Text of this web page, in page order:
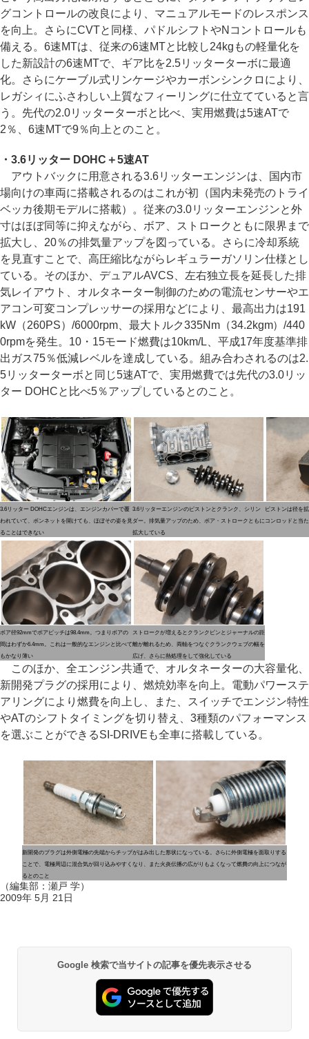
グコントロールの改良により、マニュアルモードのレスポンス
を向上。さらにCVTと同様、パドルシフトやNコントロールも
備える。6速MTは、従来の6速MTと比較し24kgもの軽量化を
した新設計の6速MTで、ギア比を2.5リッターターボに最適
化。さらにケーブル式リンケージやカーボンシンクロにより、
レガシィにふさわしい上質なフィーリングに仕立てていると言
う。先代の2.0リッターターボと比べ、実用燃費は5速ATで
2％、6速MTで9％向上とのこと。
・3.6リッター DOHC＋5速AT
アウトバックに用意される3.6リッターエンジンは、国内市
場向けの車両に搭載されるのはこれが初（国内未発売のトライ
ベッカ後期モデルに搭載）。従来の3.0リッターエンジンと外
寸はほぼ同等に抑えながら、ボア、ストロークともに限界まで
拡大し、20％の排気量アップを図っている。さらに冷却系統
を見直すことで、高圧縮比ながらレギュラーガソリン仕様とし
ている。そのほか、デュアルAVCS、左右独立長を延長した排
気レイアウト、オルタネーター制御のための電流センサーやエ
アコン可変コンプレッサーの採用などにより、最高出力は191
kW（260PS）/6000rpm、最大トルク335Nm（34.2kgm）/440
0rpmを発生。10・15モード燃費は10km/L、平成17年度基準排
出ガス75％低減レベルを達成している。組み合わされるのは2.
5リッターターボと同じ5速ATで、実用燃費では先代の3.0リッ
ター DOHCと比べ5％アップしているとのこと。
3.6リッター DOHCエンジンは、エンジンカバーで覆
われていて、ボンネットを開けても、ほぼその姿を見
ることはできない
3.6リッターエンジンのピストンとクランク、シリン
ダー。排気量アップのため、ボア・ストロークともに
拡大している
ピストンは径を
コンロッドと当
ボア径92mmでボアピッチは98.4mm。つまりボアの
間はわずか6.4mm。これは一般的なエンジンと比べて
もかなり薄い
ストロークが増えるとクランクピンとジャーナルの距
離が離れるため、両軸をつなぐクランクウェブの幅を
広げ、さらに熱処理をして強化している
このほか、全エンジン共通で、オルタネーターの大容量化、
新開発プラグの採用により、燃焼効率を向上。電動パワーステ
アリングにより燃費を向上し、また、スイッチでエンジン特性
やATのシフトタイミングを切り替え、3種類のパフォーマンス
を選ぶことができるSI-DRIVEも全車に搭載している。
新開発のプラグは外側電極の先端からチップがはみ出した形状になっている。さらに外側電極を面取りする
ことで、電極周辺に混合気が回り込みやすくなり、また火炎伝播の広がりもよくなって燃費の向上につなが
るとのこと
（編集部：瀬戸 学）
2009年 5月 21日
Google 検索で当サイトの記事を優先表示させる